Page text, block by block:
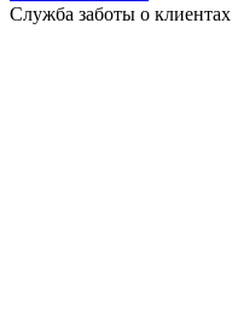
Служба заботы о клиентах